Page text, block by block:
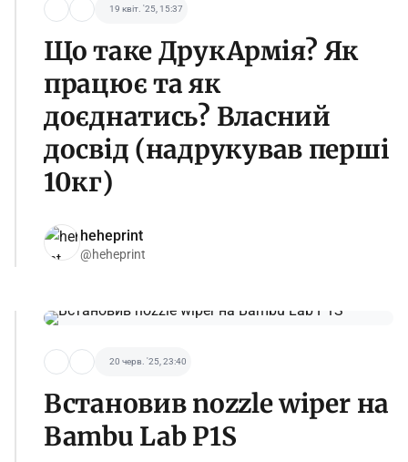
19 квіт. '25, 15:37
Що таке ДрукАрмія? Як
працює та як
доєднатись? Власний
досвід (надрукував перші
10кг)
heheprint
@heheprint
20 черв. '25, 23:40
Встановив nozzle wiper на
Bambu Lab P1S